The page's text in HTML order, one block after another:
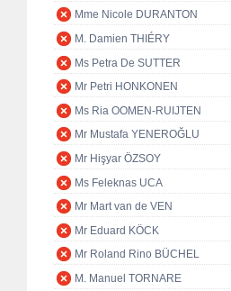
Mme Nicole DURANTON
M. Damien THIÉRY
Ms Petra De SUTTER
Mr Petri HONKONEN
Ms Ria OOMEN-RUIJTEN
Mr Mustafa YENEROĞLU
Mr Hişyar ÖZSOY
Ms Feleknas UCA
Mr Mart van de VEN
Mr Eduard KÖCK
Mr Roland Rino BÜCHEL
M. Manuel TORNARE